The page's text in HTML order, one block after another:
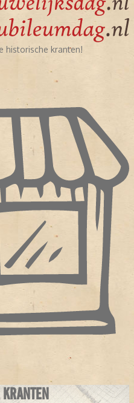
historische kranten!
KRANTEN